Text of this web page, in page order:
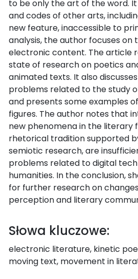
to be only the art of the word.
and codes of other arts,
new feature, inaccessible to
analysis, the author focuses on
electronic content. The article
state of research on poetics
animated texts. It also
problems related to the study
and presents some examples
figures. The author notes that
new phenomena in the literary
rhetorical tradition supported
semiotic research, are
problems related to digital
humanities. In the conclusion,
for further research on
perception and literary
Słowa kluczowe:
electronic literature, kinetic
moving text, movement in